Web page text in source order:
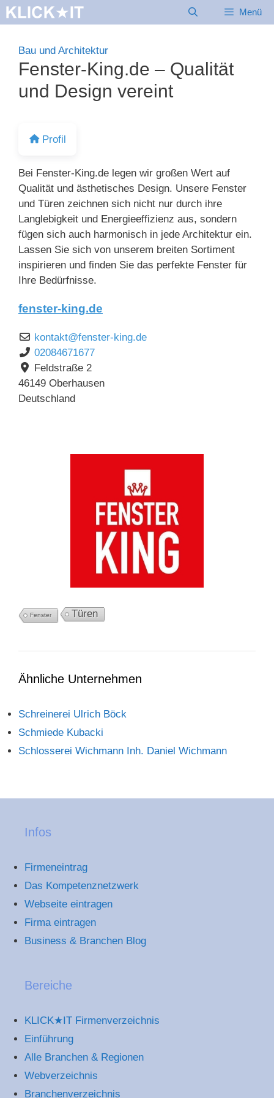
Zum
Inhalt
Menü
Bau und Architektur
Fenster-King.de – Qualität
und Design vereint
Profil
Bei Fenster-King.de legen wir großen Wert auf
Qualität und ästhetisches Design. Unsere Fenster
und Türen zeichnen sich nicht nur durch ihre
Langlebigkeit und Energieeffizienz aus, sondern
fügen sich auch harmonisch in jede Architektur ein.
Lassen Sie sich von unserem breiten Sortiment
inspirieren und finden Sie das perfekte Fenster für
Ihre Bedürfnisse.
fenster-king.de
kontakt@fenster-king.de
02084671677
Feldstraße 2
46149 Oberhausen
Deutschland
Fenster Türen
Ähnliche Unternehmen
Schreinerei Ulrich Böck
Schmiede Kubacki
Schlosserei Wichmann Inh. Daniel Wichmann
Infos
Firmeneintrag
Das Kompetenznetzwerk
Webseite eintragen
Firma eintragen
Business & Branchen Blog
Bereiche
KLICK★IT Firmenverzeichnis
Einführung
Alle Branchen & Regionen
Webverzeichnis
Branchenverzeichnis